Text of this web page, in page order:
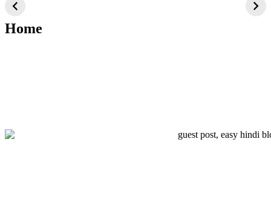
तकनीक जो आपको
2024 के लिए सीखनी
चाहिए
Home